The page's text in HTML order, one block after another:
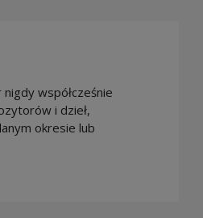
współcześnie
i dzieł,
okresie lub